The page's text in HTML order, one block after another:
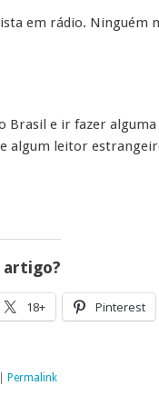
em rádio. Ninguém
Brasil e ir fazer
algum leitor
artigo?
18+ Pinterest
Permalink